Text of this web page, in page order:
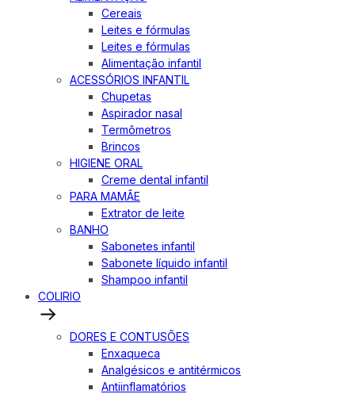
Cereais
Leites e fórmulas
Leites e fórmulas
Alimentação infantil
ACESSÓRIOS INFANTIL
Chupetas
Aspirador nasal
Termômetros
Brincos
HIGIENE ORAL
Creme dental infantil
PARA MAMÃE
Extrator de leite
BANHO
Sabonetes infantil
Sabonete líquido infantil
Shampoo infantil
COLIRIO
DORES E CONTUSÕES
Enxaqueca
Analgésicos e antitérmicos
Antiinflamatórios